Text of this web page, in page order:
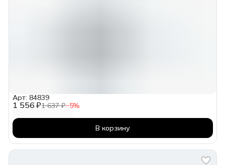
1 556 ₽1 637 ₽−5%
Арт: 84839
В корзину